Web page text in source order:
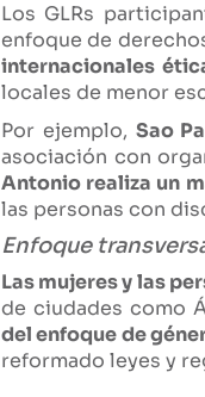
Los GLRs
enfoque de
internacionales
locales de menor
Por ejemplo, Sao
asociación con
Antonio realiza un
las personas con
Enfoque
Las mujeres y las
de ciudades como
del enfoque de
reformado leyes y